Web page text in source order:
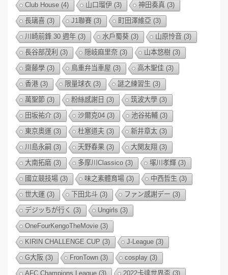
Club House (4) 山口瑠伊 (3) 神田奏真 (3)
長璃喜 (3) J1聯賽 (3) 町田澤維亞 (3)
川崎前鋒 30 週年 (3) 水戶蜀葵 (3) 山原怜音 (3)
長谷部茂利 (3) 隠岐麻里奈 (3) 山本悠樹 (3)
齋藤學 (3) 鳥重弁当車屋 (3) 高木聖佳 (3)
香港 (3) 限量球衣 (3) 謎之練習生 (3)
萬聖節 (3) 粉絲感謝日 (3) 筑波大學 (3)
田坂祐介 (3) 沙爾克04 (3) 池谷祐輔 (3)
東京奧運 (3) 杜塞道夫 (3) 新井章太 (3)
川島永嗣 (3) 天野春果 (3) 大関友翔 (3)
大南拓磨 (3) 多摩川Classico (3) 塚川孝輝 (3)
國立競技場 (3) 味之素體育場 (3) 中西哲生 (3)
世大運 (3) 下田北斗 (3) ファン感謝デー (3)
デジッちが行く (3) Ungirls (3)
OneFourKengoTheMovie (3)
KIRIN CHALLENGE CUP (3) J-League (3)
G大阪 (3) FronTown (3) cosplay (3)
AFC Champions League (3) 2022卡達世界盃 (3)